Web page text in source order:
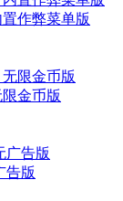
作弊菜单版
金币版
告版